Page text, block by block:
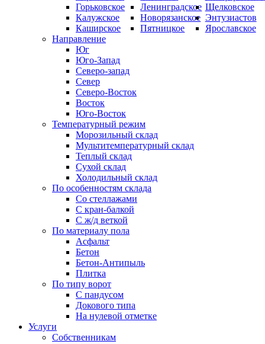
Горьковское
Калужское
Каширское
Ленинградское
Новорязанское
Пятницкое
Щелковское
Энтузиастов
Ярославское
Направление
Юг
Юго-Запад
Северо-запад
Север
Северо-Восток
Восток
Юго-Восток
Температурный режим
Морозильный склад
Мультитемпературный склад
Теплый склад
Сухой склад
Холодильный склад
По особенностям склада
Со стеллажами
С кран-балкой
С ж/д веткой
По материалу пола
Асфальт
Бетон
Бетон-Антипыль
Плитка
По типу ворот
С пандусом
Докового типа
На нулевой отметке
Услуги
Собственникам